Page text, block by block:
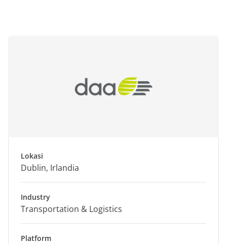
Lokasi
Dublin, Irlandia
Industry
Transportation & Logistics
Platform